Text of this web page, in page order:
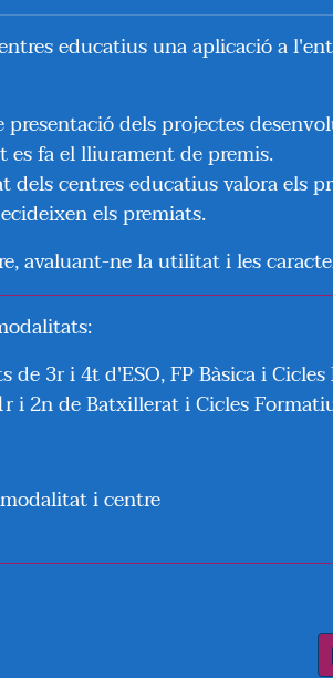
educatius una aplicació a
dels projectes
fa el lliurament de premis.
dels centres educatius valora els
els premiats.
avaluant-ne la utilitat i les
de 3r i 4t d'ESO, FP Bàsica i
i 2n de Batxillerat i Cicles
i centre